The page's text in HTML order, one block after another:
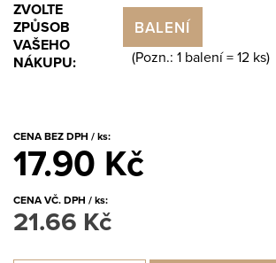
ZVOLTE
ZPŮSOB
VAŠEHO
NÁKUPU:
BALENÍ
(Pozn.: 1 balení = 12ks)
CENA BEZ DPH / ks:
17.90 Kč
CENA VČ. DPH / ks:
21.66 Kč